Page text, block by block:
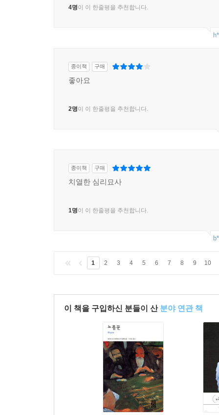
4명이 이 한줄평을 추천합니다.
종이책 구매
좋아요
2명이 이 한줄평을 추천합니다.
종이책 구매
치열한 심리묘사
1명이 이 한줄평을 추천합니다.
1 2 3 4 5 6 7 8 9 10
이 책을 구입하신 분들이 산 분야 연관 책